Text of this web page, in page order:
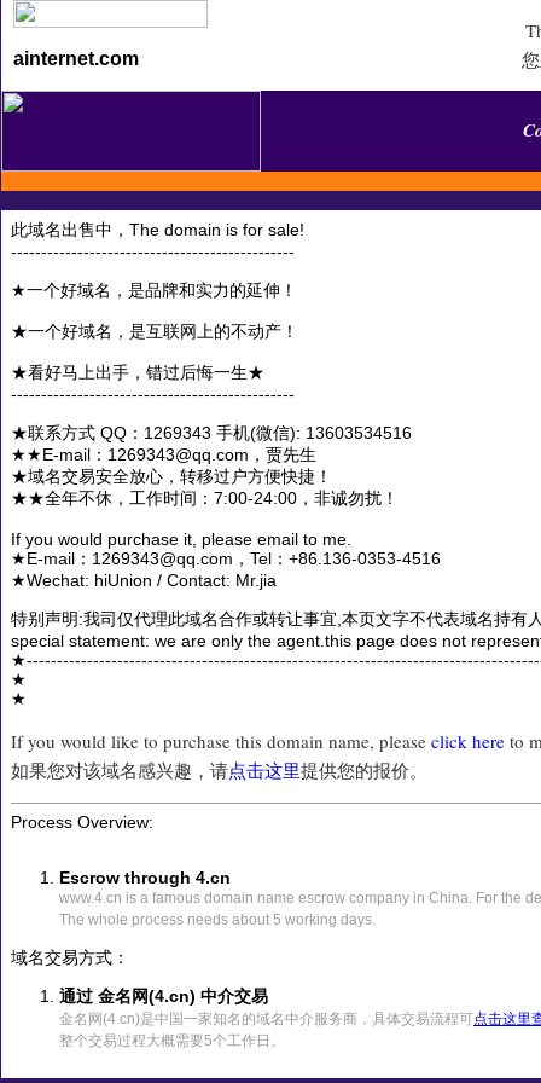
ainternet.com
此域名出售中，The domain is for sale!
-----------------------------------------------
★一个好域名，是品牌和实力的延伸！
★一个好域名，是互联网上的不动产！
★看好马上出手，错过后悔一生★
-----------------------------------------------
★联系方式 QQ：1269343 手机(微信): 13603534516
★★E-mail：1269343@qq.com，贾先生
★域名交易安全放心，转移过户方便快捷！
★★全年不休，工作时间：7:00-24:00，非诚勿扰！
If you would purchase it, please email to me.
★E-mail：1269343@qq.com，Tel：+86.136-0353-4516
★Wechat: hiUnion / Contact: Mr.jia
特别声明:我司仅代理此域名合作或转让事宜,本页文字不代表域名持有
special statement: we are only the agent.this page does not
★
★
If you would like to purchase this domain name, please click here to
如果您对该域名感兴趣，请点击这里提供您的报价。
Process Overview:
Escrow through 4.cn
www.4.cn is a famous domain name escrow company in China. For the
The whole process needs about 5 working days.
域名交易方式：
通过 金名网(4.cn) 中介交易
金名网(4.cn)是中国一家知名的域名中介服务商，具体交易流程可点击这里
整个交易过程大概需要5个工作日。